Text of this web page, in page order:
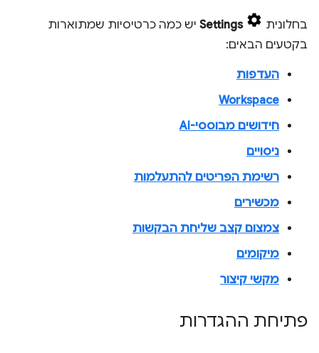
בחלונית Settings יש כמה כרטיסיות שמתוארות
בקטעים הבאים:
העדפות
Workspace
חידושים מבוססי-AI
ניסויים
רשימת הפריטים להתעלמות
מכשירים
צמצום קצב שליחת הבקשות
מיקומים
מקשי קיצור
פתיחת ההגדרות